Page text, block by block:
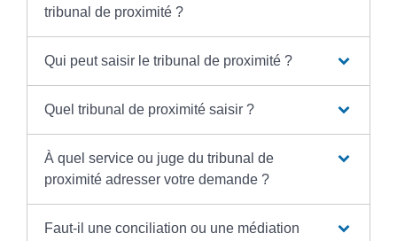
tribunal de proximité ?
Qui peut saisir le tribunal de proximité ?
Quel tribunal de proximité saisir ?
À quel service ou juge du tribunal de
proximité adresser votre demande ?
Faut-il une conciliation ou une médiation